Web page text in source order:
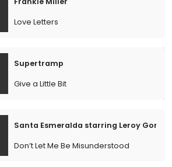
Love Letters
Supertramp
Give a Little Bit
Santa Esmeralda starring Leroy Gomez
Don’t Let Me Be Misunderstood